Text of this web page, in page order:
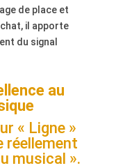
de place et
il apporte
du signal
au
« Ligne »
réellement
musical ».